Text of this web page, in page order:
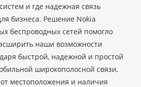
и где надежная связь
бизнеса. Решение Nokia
беспроводных сетей помогло
наши возможности
быстрой, надежной и простой
широкополосной связи,
местоположения и наличия